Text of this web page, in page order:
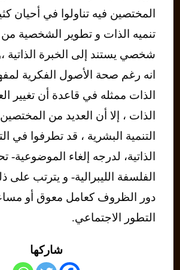
المختصين فيه تناولوا في أحيان
تنميه الذات و تطوير الشخصية
شخصي يستند إلى الخبرة الذاتية
انه رغم صحة الأصول الفكرية
الذات ممثله في قاعدة أن تغيير
الذات ، إلا أن العديد من
التنمية البشرية ، قد تطرفوا في
الذاتية، لدرجه إلغاء الموضوعية-
الفلسفة الليبرالية- و يترتب على
دور الظروف كعامل معوق أو
التطور الاجتماعي.
شاركها